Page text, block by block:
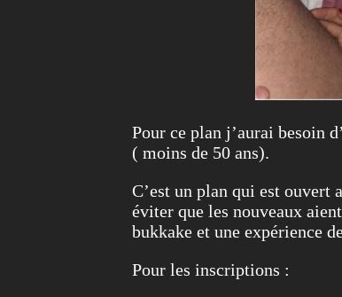
Pour ce plan j’aurai besoin
( moins de 50 ans).
C’est un plan qui est ouvert
éviter que les nouveaux
bukkake et une expérience
Pour les inscriptions :